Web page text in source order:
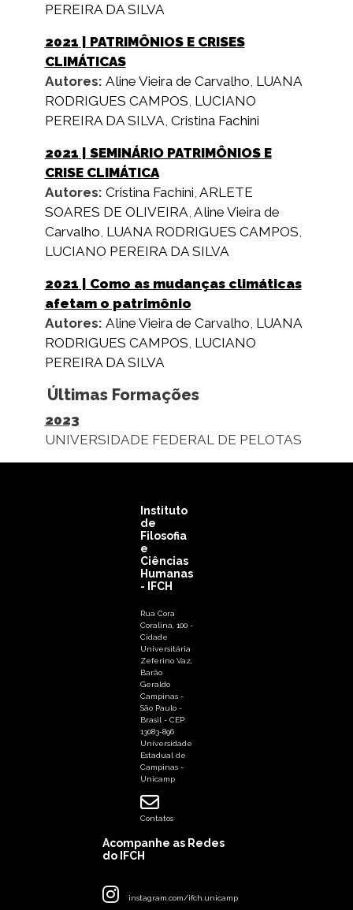
PEREIRA DA SILVA
2021 | PATRIMÔNIOS E CRISES
CLIMÁTICAS
Autores: Aline Vieira de Carvalho LUANA
RODRIGUES CAMPOS LUCIANO
PEREIRA DA SILVA Cristina Fachini
2021 | SEMINÁRIO PATRIMÔNIOS E
CRISE CLIMÁTICA
Autores: Cristina Fachini ARLETE
SOARES DE OLIVEIRA Aline Vieira de
Carvalho LUANA RODRIGUES CAMPOS
LUCIANO PEREIRA DA SILVA
2021 | Como as mudanças climáticas
afetam o patrimônio
Autores: Aline Vieira de Carvalho LUANA
RODRIGUES CAMPOS LUCIANO
PEREIRA DA SILVA
Últimas Formações
2023
UNIVERSIDADE FEDERAL DE PELOTAS
Instituto
de
Filosofia
e
Ciências
Humanas
- IFCH
Rua Cora
Coralina, 100 -
Cidade
Universitária
Zeferino Vaz,
Barão
Geraldo
Campinas -
São Paulo -
Brasil - CEP:
13083-896
Universidade
Estadual de
Campinas -
Unicamp
Contatos
Acompanhe as Redes
do IFCH
instagram.com/ifch.unicamp